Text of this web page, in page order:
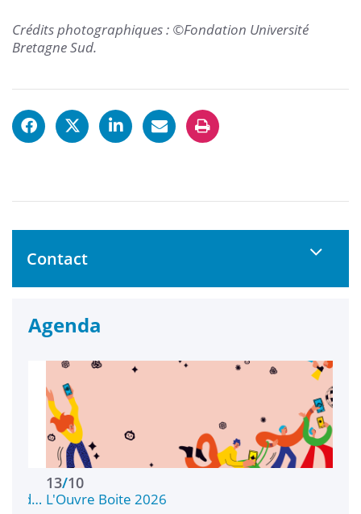
Crédits photographiques : ©Fondation Université
Bretagne Sud.
Contact
Agenda
/10
L'Ouvre Boite 2026